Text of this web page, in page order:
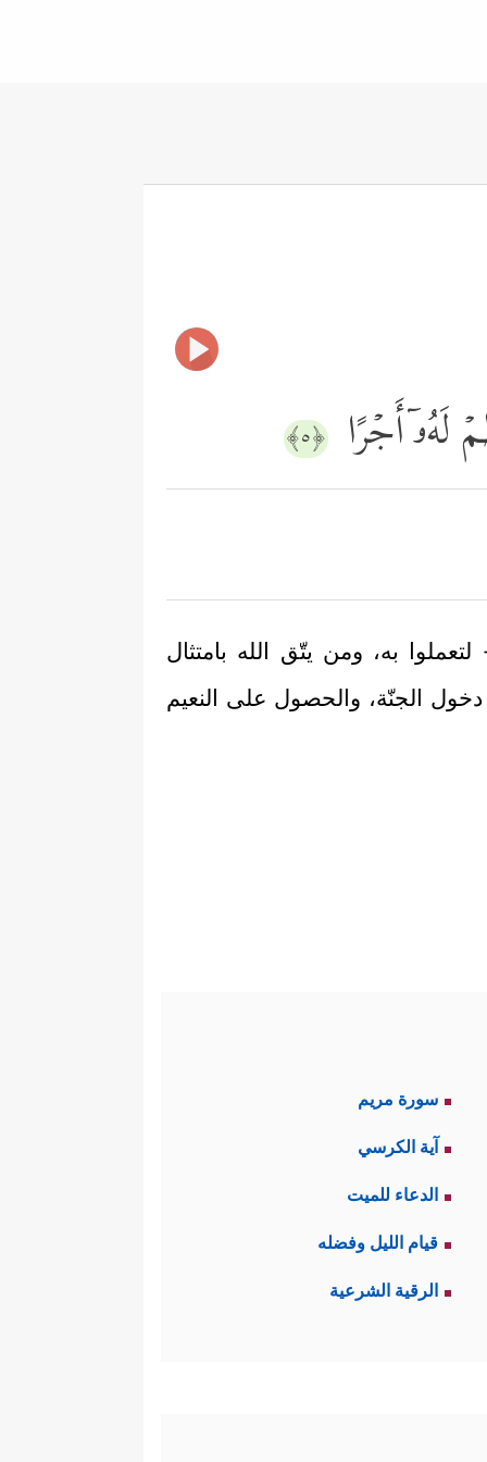
لَهُۥۤ أَجۡرًا ﴿٥﴾
به، ومن يتّق الله بامتثال
دخول الجنّة، والحصول على النعيم
سورة مريم
آية الكرسي
الدعاء للميت
قيام الليل وفضله
الرقية الشرعية